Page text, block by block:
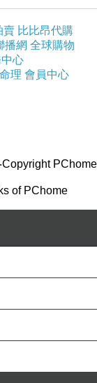
的內容上，
必須學會法
謝願、拜天
、因為要行
卜基本的知
界、祝壽、
除妖押煞等
為這些儀式
手法有時需
」或是「暗
七天。首先
四周門窗緊
遮光，一方
神案晨夕焚
不踏地的修
門深鎖，只
茶水與交換
賣 比比昂代購
播網 全球購物
心
理 會員中心
‧Copyright PChome
of PChome